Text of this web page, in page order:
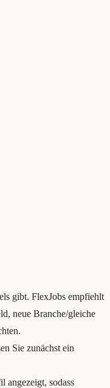
gibt. FlexJobs empfiehlt
neue Branche/gleiche
Sie zunächst ein
angezeigt, sodass